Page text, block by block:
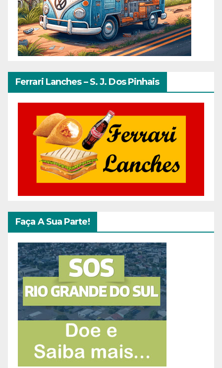
Ferrari Lanches – S. J. Dos Pinhais
Faça A Sua Parte!